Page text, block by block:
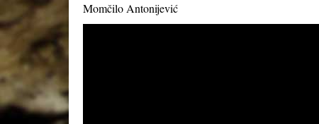
Momčilo Antonijević